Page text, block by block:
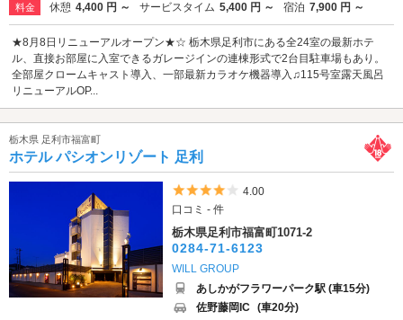
料金 休憩 4,400 円 ～ サービスタイム 5,400 円 ～ 宿泊 7,900 円 ～
★8月8日リニューアルオープン★☆ 栃木県足利市にある全24室の最新ホテ
ル、直接お部屋に入室できるガレージインの連棟形式で2台目駐車場もあり。
全部屋クロームキャスト導入、一部最新カラオケ機器導入♫115号室露天風呂
リニューアルOP...
栃木県 足利市福富町
ホテル パシオンリゾート 足利
5つ星のうち4
4.00
口コミ - 件
栃木県足利市福富町1071-2
0284-71-6123
WILL GROUP
あしかがフラワーパーク駅 (車15分)
佐野藤岡IC (車20分)